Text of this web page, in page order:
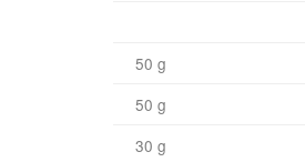
50 g
50 g
30 g